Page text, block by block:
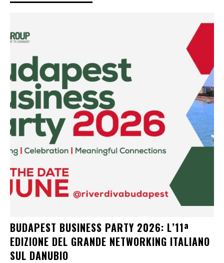
BUDAPEST BUSINESS PARTY 2026: L’11ª
EDIZIONE DEL GRANDE NETWORKING ITALIANO
SUL DANUBIO